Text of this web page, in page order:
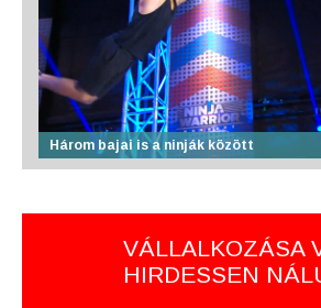
Három bajai is a ninják között
VÁLLALKOZÁSA
HIRDESSEN